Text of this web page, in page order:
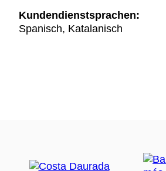
Kundendienstsprachen:
Spanisch, Katalanisch